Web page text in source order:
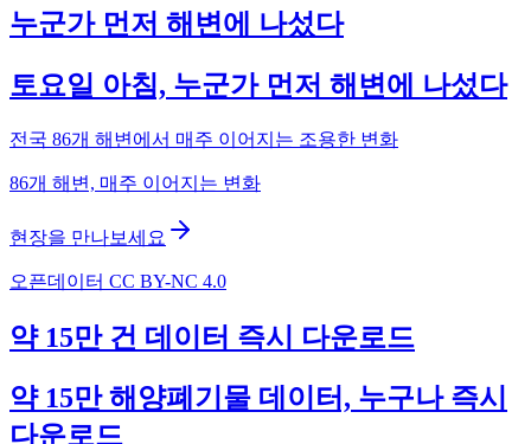
누군가 먼저 해변에 나섰다
토요일 아침, 누군가 먼저 해변에 나섰다
전국 86개 해변에서 매주 이어지는 조용한 변화
86개 해변, 매주 이어지는 변화
현장을 만나보세요
오픈데이터 CC BY-NC 4.0
약 15만 건 데이터 즉시 다운로드
약 15만 해양폐기물 데이터, 누구나 즉시
다운로드